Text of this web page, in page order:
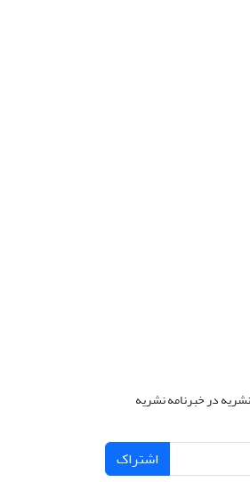
در خبرنامه نشریه
اشتراک